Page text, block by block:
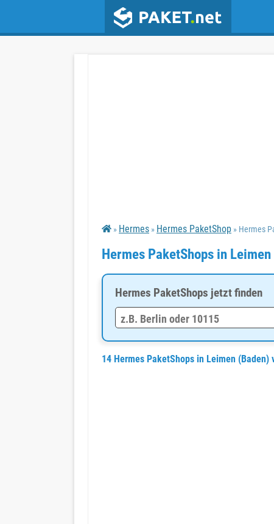
» Hermes » Hermes PaketShop » Hermes
Hermes PaketShops in
Hermes PaketShops jetzt finden
14 Hermes PaketShops in Leimen (Baden)